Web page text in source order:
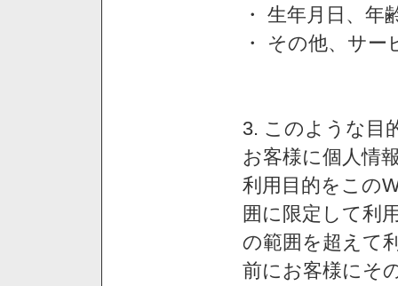
・ 生年月日、年
・ その他、サ
3. このような目
お客様に個人情
利用目的をこの
囲に限定して利
の範囲を超えて
前にお客様にそ